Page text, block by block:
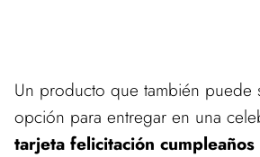
Un producto que también puede
opción para entregar en una
tarjeta felicitación cumpleaños